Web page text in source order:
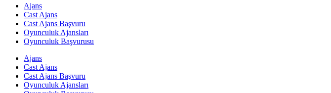
Ajans
Cast Ajans
Cast Ajans Başvuru
Oyunculuk Ajansları
Oyunculuk Başvurusu
Ajans
Cast Ajans
Cast Ajans Başvuru
Oyunculuk Ajansları